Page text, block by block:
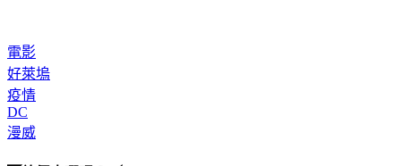
電影
好萊塢
疫情
DC